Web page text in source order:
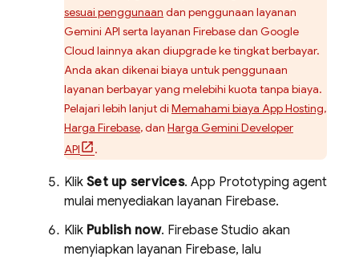
sesuai penggunaan dan penggunaan layanan
Gemini API serta layanan Firebase dan Google
Cloud lainnya akan diupgrade ke tingkat berbayar.
Anda akan dikenai biaya untuk penggunaan
layanan berbayar yang melebihi kuota tanpa biaya.
Pelajari lebih lanjut di Memahami biaya App Hosting,
Harga Firebase, dan Harga Gemini Developer
API
.
Klik Set up services. App Prototyping agent
mulai menyediakan layanan Firebase.
Klik Publish now. Firebase Studio akan
menyiapkan layanan Firebase, lalu